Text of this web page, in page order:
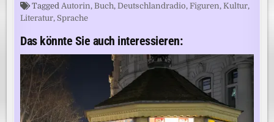
Tagged Autorin, Buch, Deutschlandradio,Figuren,Kultur,
Literatur, Sprache
Das könnte Sie auch interessieren: